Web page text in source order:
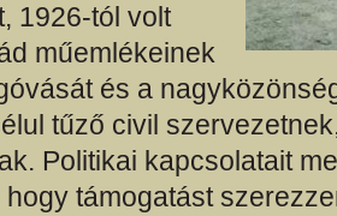
1926-tól volt
műemlékeinek
és a
tűző civil
Politikai kapcsolatait
támogatást